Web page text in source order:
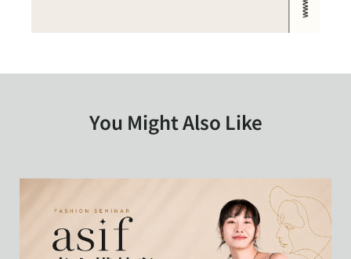
You Might Also Like